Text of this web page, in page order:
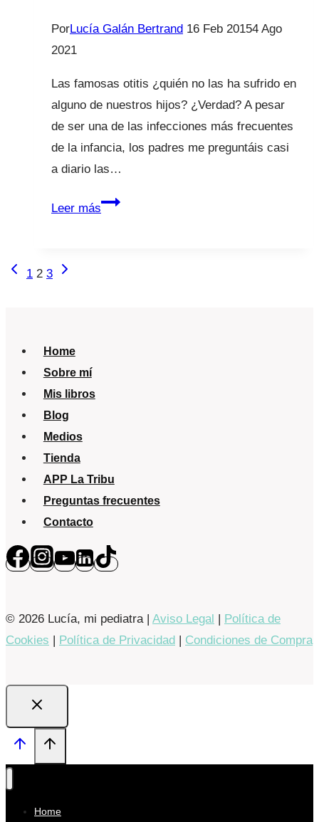
PorLucía Galán Bertrand 16 Feb 20154 Ago
2021
Las famosas otitis ¿quién no las ha sufrido en
alguno de nuestros hijos? ¿Verdad? A pesar
de ser una de las infecciones más frecuentes
de la infancia, los padres me preguntáis casi
a diario las…
Leer másMi
Navegación
Página
1 2 3
Siguiente
Home
Sobre mí
Mis libros
Blog
Medios
Tienda
APP La Tribu
Preguntas frecuentes
Contacto
© 2026 Lucía, mi pediatra | Aviso Legal | Política de
Cookies | Política de Privacidad | Condiciones de Compra
Home